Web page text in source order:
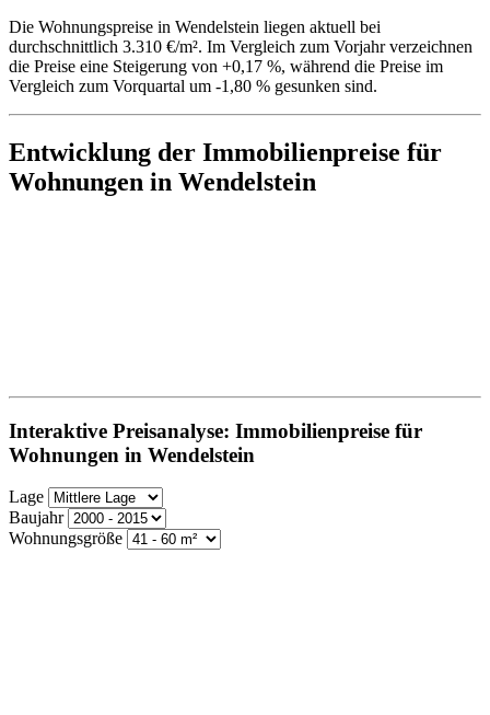
Die Wohnungspreise in Wendelstein liegen aktuell bei
durchschnittlich 3.310 €/m². Im Vergleich zum Vorjahr verzeichnen
die Preise eine Steigerung von +0,17 %, während die Preise im
Vergleich zum Vorquartal um -1,80 % gesunken sind.
Entwicklung der Immobilienpreise für
Wohnungen in Wendelstein
Interaktive Preisanalyse: Immobilienpreise für
Wohnungen in Wendelstein
Lage
Baujahr
Wohnungsgröße